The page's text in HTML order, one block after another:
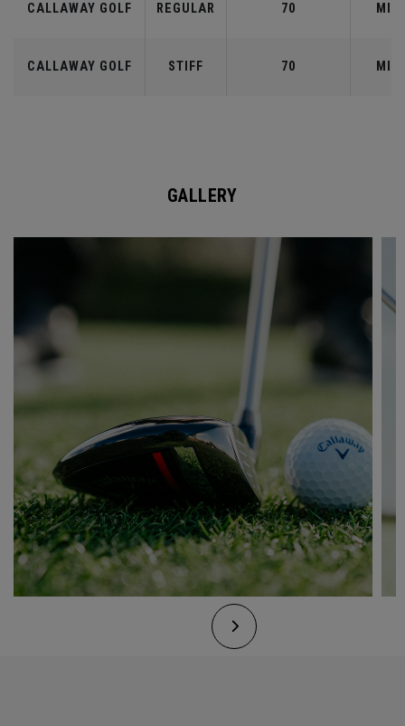
CALLAWAY GOLF REGULAR 70 MID
CALLAWAY GOLF STIFF 70 MID
GALLERY